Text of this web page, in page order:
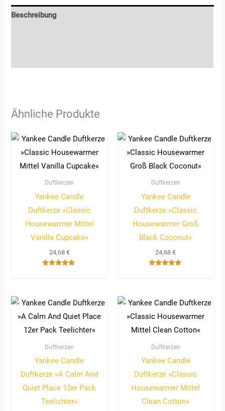
Beschreibung
Ähnliche Produkte
Duftkerzen
Yankee Candle
Duftkerze »Classic
Housewarmer Mittel
Vanilla Cupcake«
24,68 €
Duftkerzen
Yankee Candle
Duftkerze »Classic
Housewarmer Groß
Black Coconut«
24,68€
Duftkerzen
Yankee Candle
Duftkerze »A Calm And
Quiet Place 12er Pack
Teelichter«
Duftkerzen
Yankee Candle
Duftkerze »Classic
Housewarmer Mittel
Clean Cotton«